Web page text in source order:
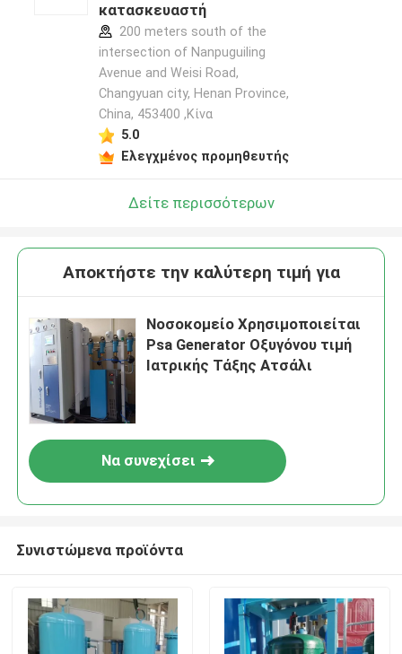
κατασκευαστή
200 meters south of the
intersection of Nanpuguiling
Avenue and Weisi Road,
Changyuan city, Henan Province,
China, 453400 ,Κίνα
5.0
Ελεγχμένος προμηθευτής
Δείτε περισσότερων
Αποκτήστε την καλύτερη τιμή για
Νοσοκομείο Χρησιμοποιείται
Psa Generator Οξυγόνου τιμή
Ιατρικής Τάξης Ατσάλι
Να συνεχίσει
Συνιστώμενα προϊόντα